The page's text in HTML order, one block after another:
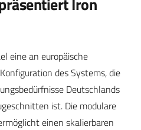
eine an europäische
des Systems, die
Deutschlands
ist. Die modulare
einen skalierbaren